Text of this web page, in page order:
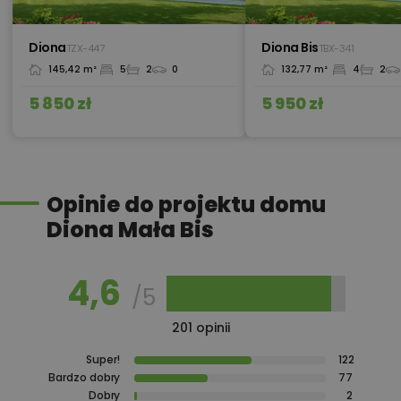
Piec na paliwo stałe - Biomasa 590,00 zł
Pompa ciepła 450,00 zł
Rabat 10% na zakupy w
DionaTZX-447
145,42 m² 5 2 0
5 850 zł
Diona BisTBX-341
132,77 m² 4 2
5 950 zł
Opinie do projektu domu
Diona Mała Bis
4,6 /5
201 opinii
Super!
122
Bardzo dobry
77
Dobry
2